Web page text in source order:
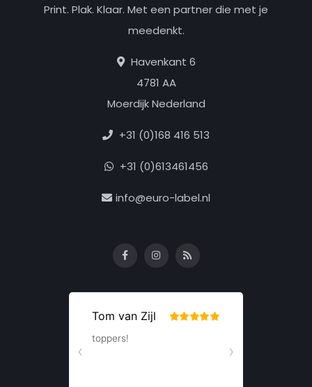
Print. Plak. Klaar. Met een partner die met je
meedenkt.
Havenkant 6
4781 AA
Moerdijk Nederland
+31 (0)168 416 513
+31 (0)613461456
info@euro-label.nl